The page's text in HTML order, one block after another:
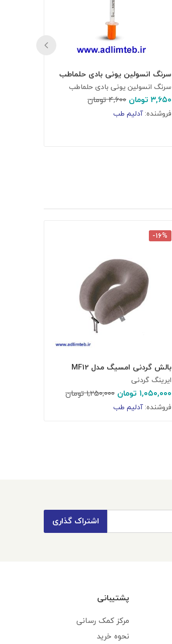
سرنگ انسولین یونی بادی حلماطب
سرنگ انسولین یونی بادی حلماطب
۳,۶۵۰ تومان ۴,۶۰۰تومان
فروشنده:آدلیم طب
-۱۶%
بالش گردنی امسیگ مدل MF12
ایرینگ گردنی
۱,۰۵۰,۰۰۰ تومان ۱,۲۵۰,۰۰۰تومان
فروشنده:آدلیم طب
اشتراک گذاری
پشتیبانی
مرکز کمک رسانی
نحوه خرید